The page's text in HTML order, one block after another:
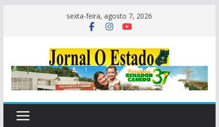
sexta-feira, agosto 7, 2026